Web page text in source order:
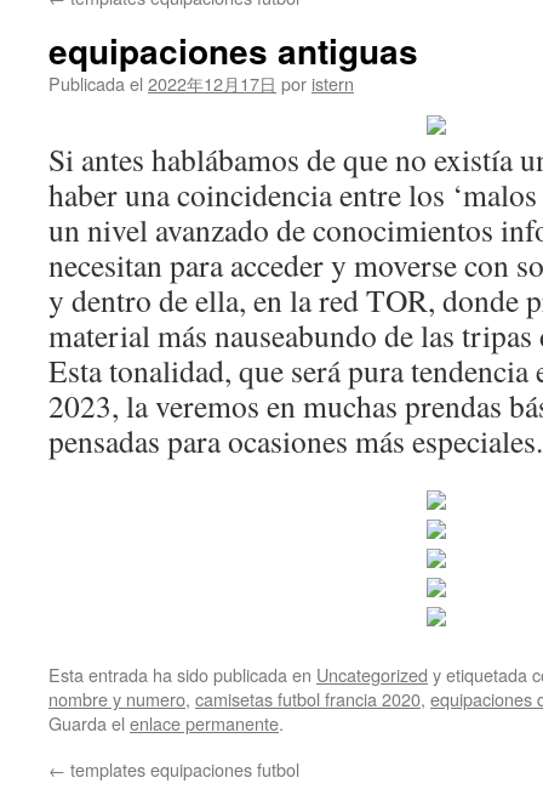
equipaciones antiguas
Publicada el 2022年12月17日 por istern
Si antes hablábamos de que no existía
haber una coincidencia entre los
un nivel avanzado de conocimientos
necesitan para acceder y moverse con
y dentro de ella, en la red TOR, donde
material más nauseabundo de las
Esta tonalidad, que será pura
2023, la veremos en muchas prendas
pensadas para ocasiones más especiales.
Esta entrada ha sido publicada en Uncategorized y etiquetada
nombre y numero, camisetas futbol francia 2020, equipaciones
Guarda el enlace permanente.
← templates equipaciones futbol